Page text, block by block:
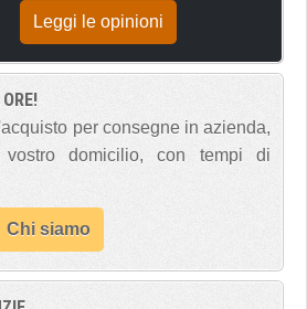
Leggi le opinioni
per consegne in azienda,
domicilio, con tempi di
Chi siamo